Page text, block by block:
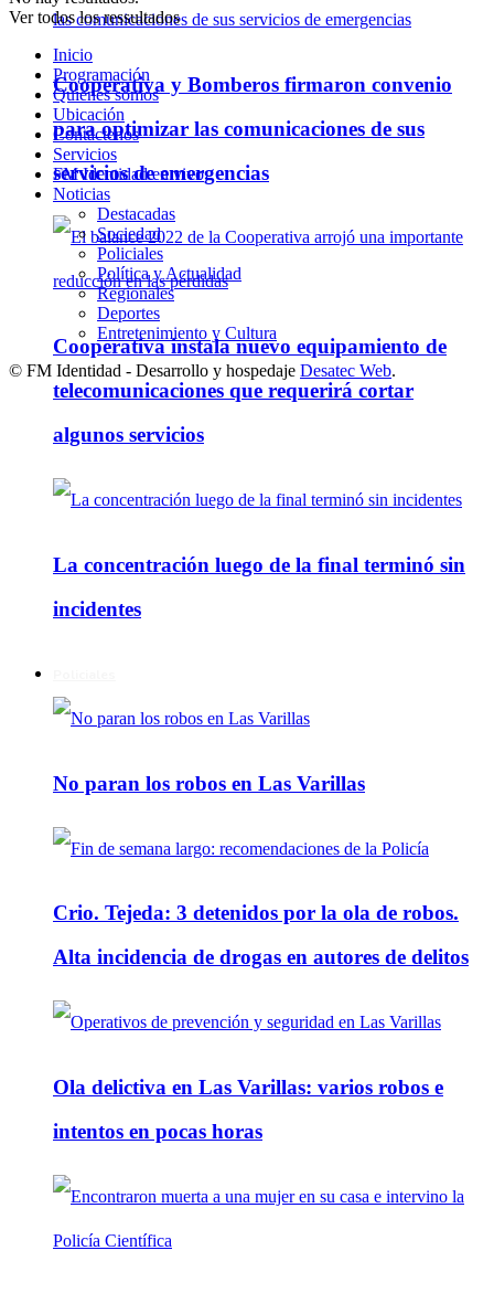
Cooperativa y Bomberos firmaron convenio
para optimizar las comunicaciones de sus
servicios de emergencias
Cooperativa instala nuevo equipamiento de
telecomunicaciones que requerirá cortar
algunos servicios
La concentración luego de la final terminó sin
incidentes
No paran los robos en Las Varillas
Crio. Tejeda: 3 detenidos por la ola de robos.
Alta incidencia de drogas en autores de delitos
Ola delictiva en Las Varillas: varios robos e
intentos en pocas horas
Ver todos los ressultados
Inicio
Programación
Quienes somos
Ubicación
Contáctenos
Servicios
FM Identidad en vivo
Noticias
Destacadas
Sociedad
Policiales
Política y Actualidad
Regionales
Deportes
Entretenimiento y Cultura
© FM Identidad - Desarrollo y hospedaje Desatec Web.